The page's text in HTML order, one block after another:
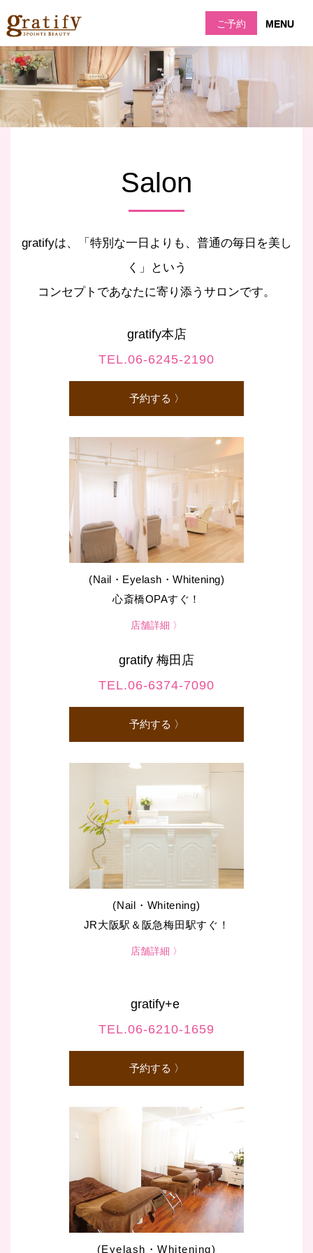
MENU
ご予約
Salon
gratifyは、「特別な一日よりも、普通の毎日を美し
く」という
コンセプトであなたに寄り添うサロンです。
gratify本店
TEL.06-6245-2190
予約する 〉
(Nail・Eyelash・Whitening)
心斎橋OPAすぐ！
店舗詳細 〉
gratify 梅田店
TEL.06-6374-7090
予約する 〉
(Nail・Whitening)
JR大阪駅＆阪急梅田駅すぐ！
店舗詳細 〉
gratify+e
TEL.06-6210-1659
予約する 〉
(Eyelash・Whitening)